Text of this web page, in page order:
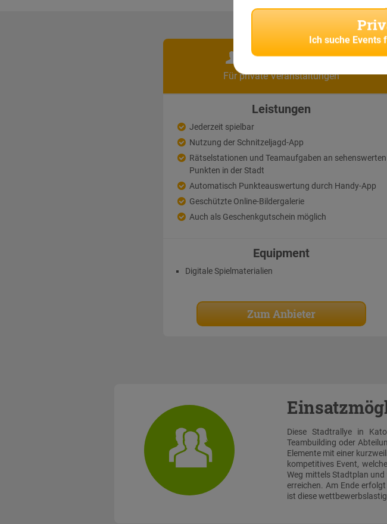
Privatkunden
Für private Veranstaltungen
Leistungen
Jederzeit spielbar
Nutzung der Schnitzeljagd-App
Rätselstationen und Teamaufgaben an sehenswerten
Punkten in der Stadt
Automatisch Punkteauswertung durch Handy-App
Geschützte Online-Bildergalerie
Auch als Geschenkgutschein möglich
Equipment
Digitale Spielmaterialien
Zum Anbieter
Diese Stadtrallye in
Teambuilding oder
Elemente mit einer
kompetitives Event,
Weg mittels Stadtplan und
erreichen. Am Ende
ist diese
Ich suche Events